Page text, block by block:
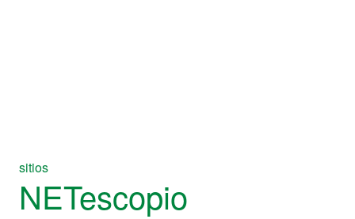
sitios
NETescopio